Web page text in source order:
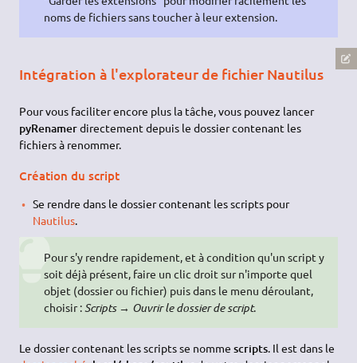
noms de fichiers sans toucher à leur extension.
Intégration à l'explorateur de fichier Nautilus
Pour vous faciliter encore plus la tâche, vous pouvez lancer
pyRenamerdirectement depuis le dossier contenant les
fichiers à renommer.
Création du script
Se rendre dans le dossier contenant les scripts pour
Nautilus.
Pour s'y rendre rapidement, et à condition qu'un script y
soit déjà présent, faire un clic droit sur n'importe quel
objet (dossier ou fichier) puis dans le menu déroulant,
choisir :Scripts → Ouvrir le dossier de script.
Le dossier contenant les scripts se nommescripts. Il est dans le